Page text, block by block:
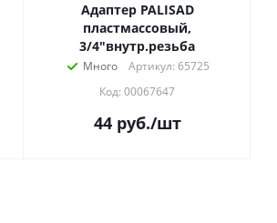
Адаптер PALISAD
пластмассовый,
3/4"внутр.резьба
Много
Артикул: 65725
Код: 00067647
44руб./шт